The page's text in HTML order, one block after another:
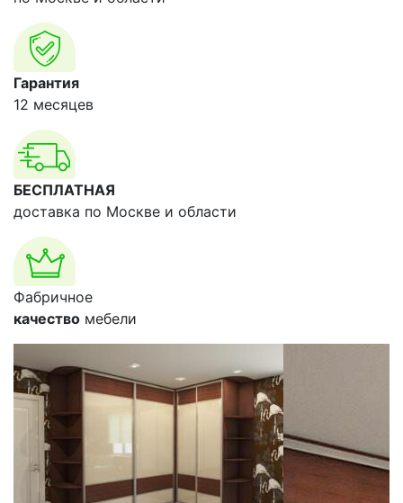
Гарантия
12 месяцев
БЕСПЛАТНАЯ
доставка по Москве и области
Фабричное
качество мебели